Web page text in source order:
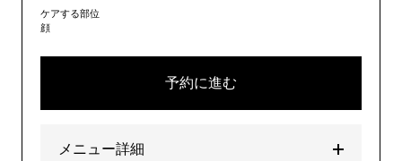
ケアする部位
顔
予約に進む
メニュー詳細